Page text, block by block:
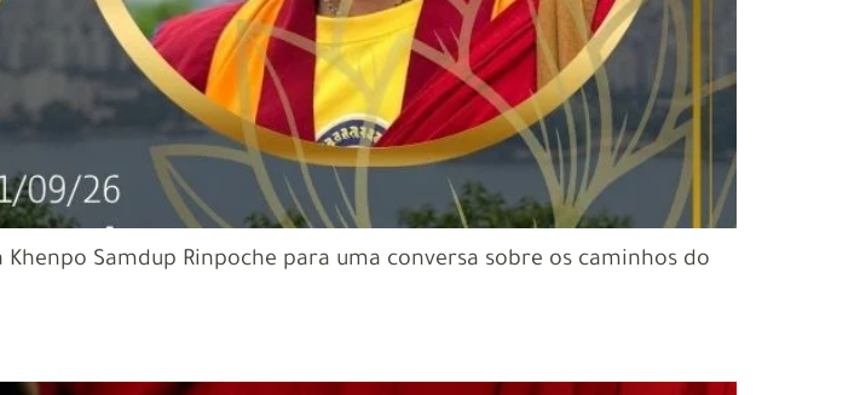
Samdup Rinpoche para uma conversa sobre os caminhos do